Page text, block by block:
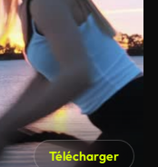
Télécharger